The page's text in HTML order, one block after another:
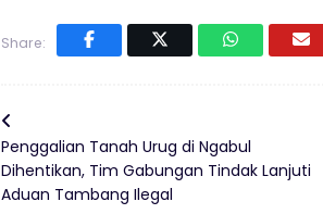
Share:
Penggalian Tanah Urug di Ngabul
Dihentikan, Tim Gabungan Tindak Lanjuti
Aduan Tambang Ilegal